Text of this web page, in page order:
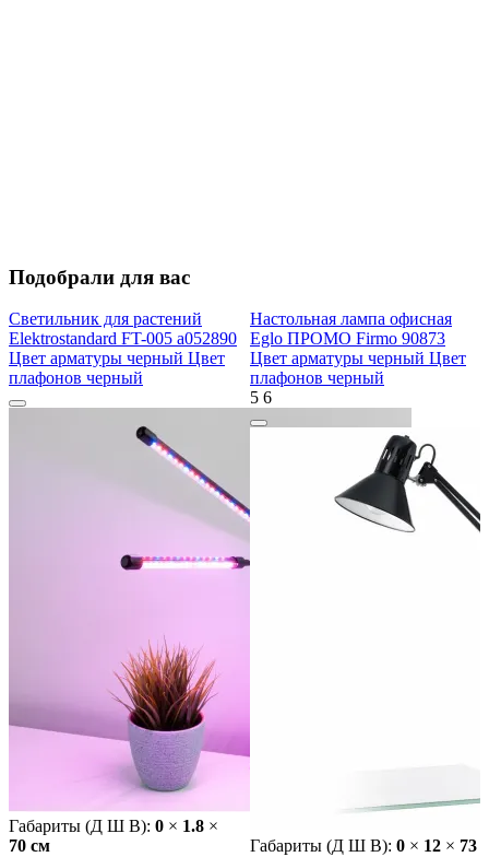
Подобрали для вас
Светильник для растений
Elektrostandard FT-005 a052890
Цвет арматуры черный Цвет
плафонов черный
Габариты (Д Ш В): 0 × 1.8 ×
70 cм
Настольная лампа офисная
Eglo ПРОМО Firmo 90873
Цвет арматуры черный Цвет
плафонов черный
5 6
Габариты (Д Ш В): 0 × 12 × 73